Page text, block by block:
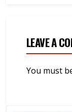
LEAVE A
You must